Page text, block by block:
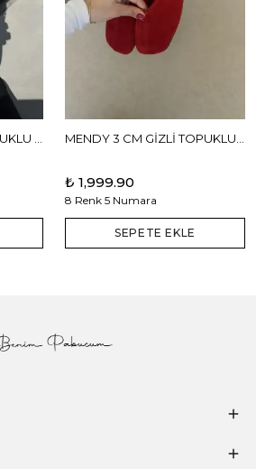
₺ 1,999.90
8 Renk 5 Numara
SEPETE EKLE